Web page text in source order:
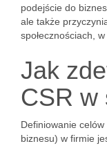
podejście do
ale także
społecznościach,
Jak
CSR w
Definiowanie
biznesu) w firmie